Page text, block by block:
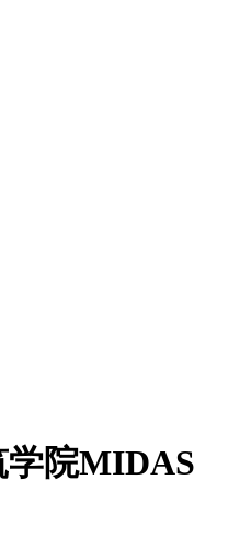
学院MIDAS